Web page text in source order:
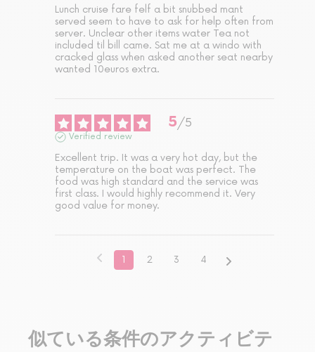
Lunch cruise fare felf a bit snubbed mant
served seem to have to ask for help often from
server. Unclear other items water Tea not
included til bill came. Sat me at a windo with
cracked glass when asked another seat nearby
wanted 10euros extra.
5/5
Verified review
Excellent trip. It was a very hot day, but the
temperature on the boat was perfect. The
food was high standard and the service was
first class. I would highly recommend it. Very
good value for money.
1 2 3 4
似ている条件のアクティビテ